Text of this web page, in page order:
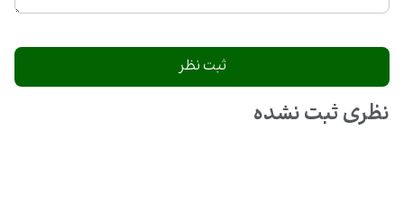
نظری ثبت نشده